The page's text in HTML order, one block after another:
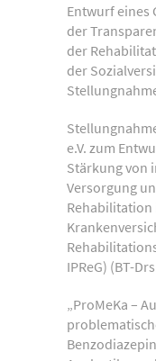
Entwurf eines
der
der
der
e.V. zum
Stärkung von
Versorgung
Rehabilitation
IPReG) (BT-
„ProMeKa –